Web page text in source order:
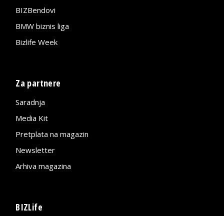
BIZBendovi
BMW biznis liga
Bizlife Week
Za partnere
Saradnja
Media Kit
Pretplata na magazin
Newsletter
Arhiva magazina
BIZLife